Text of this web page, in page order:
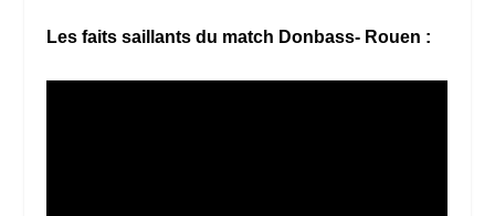
Les faits saillants du match Donbass- Rouen :